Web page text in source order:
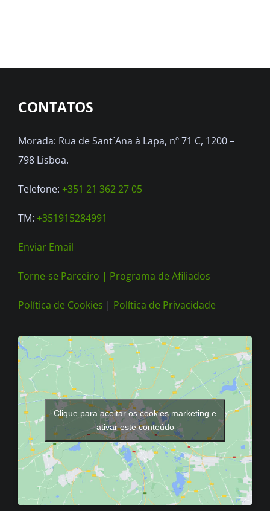
CONTATOS
Morada: Rua de Sant`Ana à Lapa, nº 71 C, 1200 –
798 Lisboa.
Telefone: +351 21 362 27 05
TM: +351915284991
Enviar Email
Torne-se Parceiro | Programa de Afiliados
Política de Cookies | Política de Privacidade
Clique para aceitar os cookies marketing e
ativar este conteúdo